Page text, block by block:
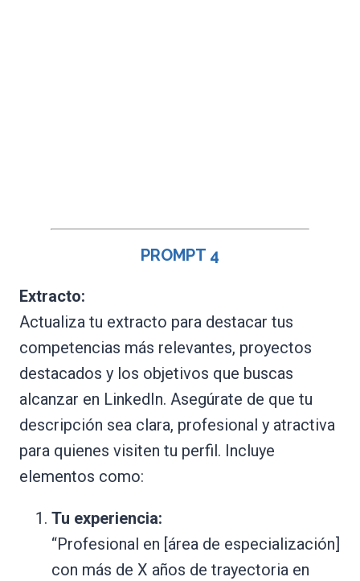
PROMPT 4
Extracto:
Actualiza tu extracto para destacar tus
competencias más relevantes, proyectos
destacados y los objetivos que buscas
alcanzar en LinkedIn. Asegúrate de que tu
descripción sea clara, profesional y atractiva
para quienes visiten tu perfil. Incluye
elementos como:
Tu experiencia:
“Profesional en [área de especialización]
con más de X años de trayectoria en